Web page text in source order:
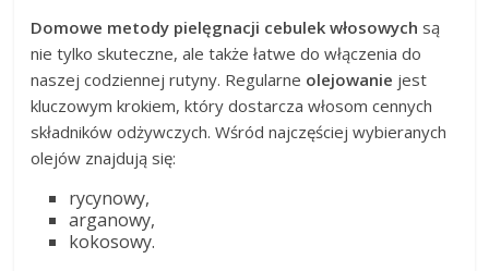
Domowe metody pielęgnacji cebulek włosowych są
nie tylko skuteczne, ale także łatwe do włączenia do
naszej codziennej rutyny. Regularne olejowanie jest
kluczowym krokiem, który dostarcza włosom cennych
składników odżywczych. Wśród najczęściej wybieranych
olejów znajdują się:
rycynowy,
arganowy,
kokosowy.